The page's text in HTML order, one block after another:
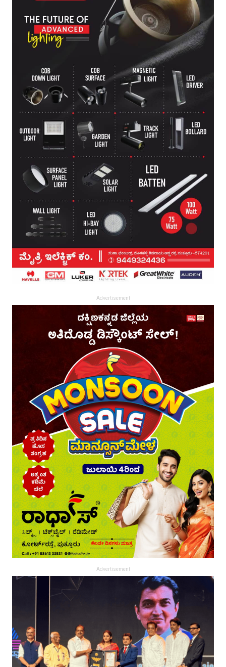
Advertisement
Advertisement